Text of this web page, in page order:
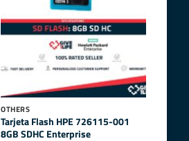
OTHERS
Tarjeta Flash HPE 726115-001
8GB SDHC Enterprise